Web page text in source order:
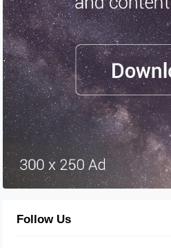
Follow Us